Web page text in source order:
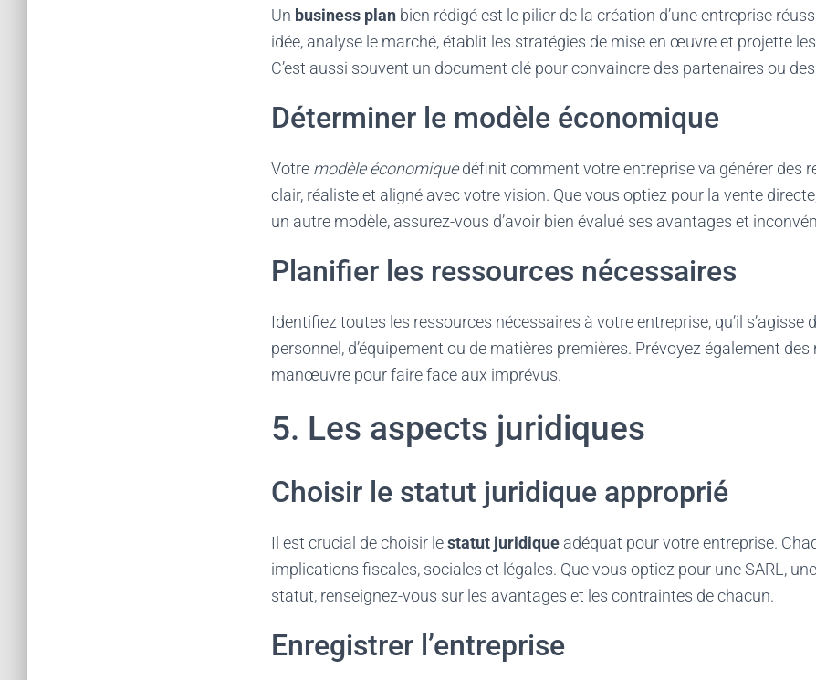
Un business plan bien rédigé est le pilier de la création d’une entreprise
idée, analyse le marché, établit les stratégies de mise en œuvre et projette
C’est aussi souvent un document clé pour convaincre des partenaires ou
Déterminer le modèle économique
Votre modèle économiquedéfinit comment votre entreprise va générer des
clair, réaliste et aligné avec votre vision. Que vous optiez pour la vente
un autre modèle, assurez-vous d’avoir bien évalué ses avantages et
Planifier les ressources nécessaires
Identifiez toutes les ressources nécessaires à votre entreprise, qu’il s’agisse
personnel, d’équipement ou de matières premières. Prévoyez également des
manœuvre pour faire face aux imprévus.
5. Les aspects juridiques
Choisir le statut juridique approprié
Il est crucial de choisir lestatut juridique adéquat pour votre entreprise.
implications fiscales, sociales et légales. Que vous optiez pour une SARL,
statut, renseignez-vous sur les avantages et les contraintes de chacun.
Enregistrer l’entreprise